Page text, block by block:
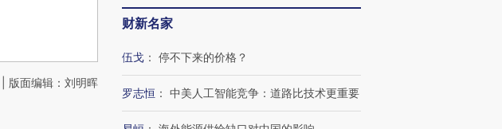
版面编辑：刘明晖
财新名家
伍戈 ： 停不下来的价格？
罗志恒 ： 中美人工智能竞争：道路比技术更重要